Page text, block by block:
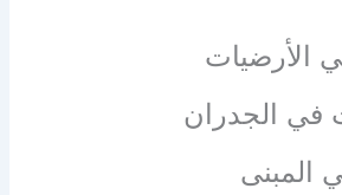
الأرضيات
في الجدران
المبنى